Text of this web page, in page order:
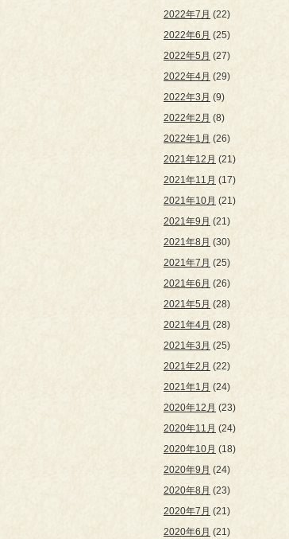
2022年7月 (22)
2022年6月 (25)
2022年5月 (27)
2022年4月 (29)
2022年3月 (9)
2022年2月 (8)
2022年1月 (26)
2021年12月 (21)
2021年11月 (17)
2021年10月 (21)
2021年9月 (21)
2021年8月 (30)
2021年7月 (25)
2021年6月 (26)
2021年5月 (28)
2021年4月 (28)
2021年3月 (25)
2021年2月 (22)
2021年1月 (24)
2020年12月 (23)
2020年11月 (24)
2020年10月 (18)
2020年9月 (24)
2020年8月 (23)
2020年7月 (21)
2020年6月 (21)